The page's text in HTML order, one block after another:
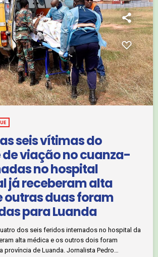
seis vítimas do
viação no cuanza-
no hospital
já receberam alta
outras duas foram
para Luanda
dos seis feridos internados no hospital da
alta médica e os outros dois foram
província de Luanda. Jornalista Pedro